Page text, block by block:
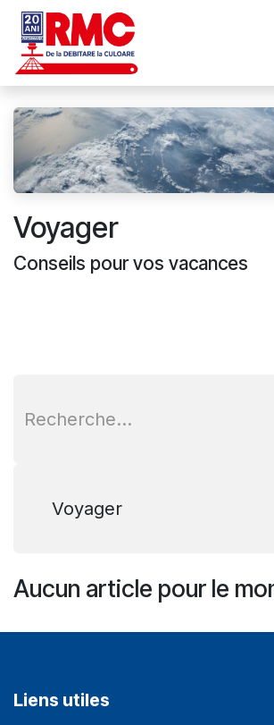
Se rendre au contenu
Voyager
Conseils pour vos vacances
Voyager
Aucun article pour le
Liens utiles